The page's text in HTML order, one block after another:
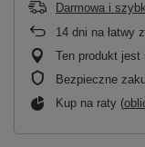
Darmowa i
14 dni na łatwy
Ten produkt jest
Bezpieczne
Kup na raty (